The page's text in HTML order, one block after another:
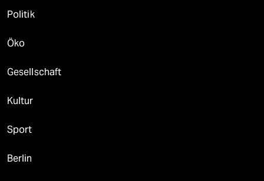
Politik
Öko
Gesellschaft
Kultur
Sport
Berlin